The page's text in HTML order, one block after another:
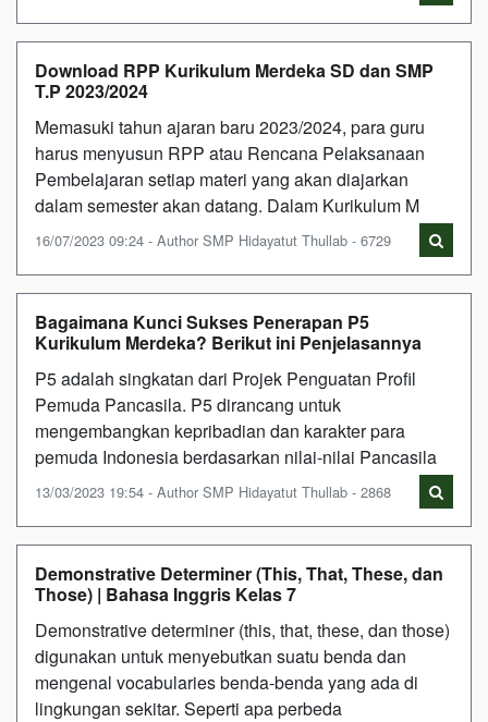
Download RPP Kurikulum Merdeka SD dan SMP
T.P 2023/2024
Memasuki tahun ajaran baru 2023/2024, para guru
harus menyusun RPP atau Rencana Pelaksanaan
Pembelajaran setiap materi yang akan diajarkan
dalam semester akan datang. Dalam Kurikulum M
16/07/2023 09:24 - Author SMP Hidayatut Thullab - 6729
Bagaimana Kunci Sukses Penerapan P5
Kurikulum Merdeka? Berikut ini Penjelasannya
P5 adalah singkatan dari Projek Penguatan Profil
Pemuda Pancasila. P5 dirancang untuk
mengembangkan kepribadian dan karakter para
pemuda Indonesia berdasarkan nilai-nilai Pancasila
13/03/2023 19:54 - Author SMP Hidayatut Thullab - 2868
Demonstrative Determiner (This, That, These, dan
Those) | Bahasa Inggris Kelas 7
Demonstrative determiner (this, that, these, dan those)
digunakan untuk menyebutkan suatu benda dan
mengenal vocabularies benda-benda yang ada di
lingkungan sekitar. Seperti apa perbeda